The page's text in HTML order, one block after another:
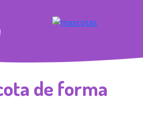
de forma